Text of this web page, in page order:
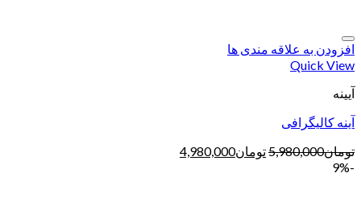
افزودن به علاقه مندی ها
Quick View
آیینه
آینه کالیگرافی
تومان5,980,000تومان4,980,000
-9%